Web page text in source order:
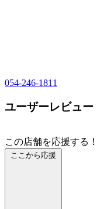
054-246-1811
ユーザーレビュー
この店舗を応援する！
ここから応援